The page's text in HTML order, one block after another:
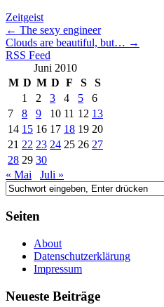
Zeitgeist
← The sexy engineer
Clouds are beautiful, but… →
RSS Feed
Juni 2010
M D M D F S
S
1
2 3 4 5
6
7
8 9 10 11 12 13
14 15 16 17 18 19 20
21 22 23 24 25 26 27
28 29 30
« Mai
Juli »
Seiten
About
Datenschutzerklärung
Impressum
Neueste Beiträge